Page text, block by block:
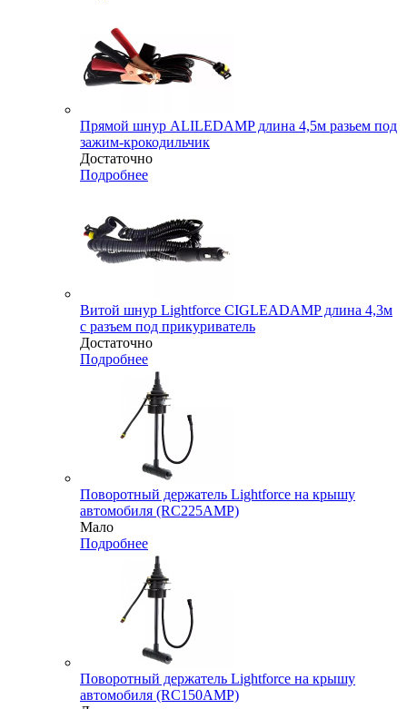
Прямой шнур ALILEDAMP длина 4,5м разьем под
зажим-крокодильчик
Достаточно
Подробнее
Витой шнур Lightforce CIGLEADAMP длина 4,3м
с разъем под прикуриватель
Достаточно
Подробнее
Поворотный держатель Lightforce на крышу
автомобиля (RC225AMP)
Мало
Подробнее
Поворотный держатель Lightforce на крышу
автомобиля (RC150AMP)